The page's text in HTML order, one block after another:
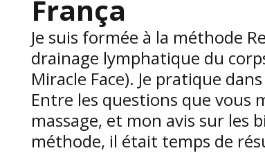
França
Je suis formée à la méthode
drainage lymphatique du
Miracle Face). Je pratique
Entre les questions que vous
massage, et mon avis sur les
méthode, il était temps de